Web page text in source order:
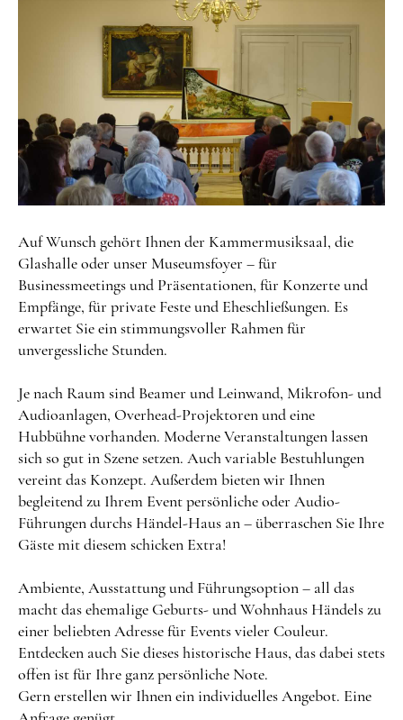
Auf Wunsch gehört Ihnen der Kammermusiksaal, die
Glashalle oder unser Museumsfoyer – für
Businessmeetings und Präsentationen, für Konzerte und
Empfänge, für private Feste und Eheschließungen. Es
erwartet Sie ein stimmungsvoller Rahmen für
unvergessliche Stunden.
Je nach Raum sind Beamer und Leinwand, Mikrofon- und
Audioanlagen, Overhead-Projektoren und eine
Hubbühne vorhanden. Moderne Veranstaltungen lassen
sich so gut in Szene setzen. Auch variable Bestuhlungen
vereint das Konzept. Außerdem bieten wir Ihnen
begleitend zu Ihrem Event persönliche oder Audio-
Führungen durchs Händel-Haus an – überraschen Sie Ihre
Gäste mit diesem schicken Extra!
Ambiente, Ausstattung und Führungsoption – all das
macht das ehemalige Geburts- und Wohnhaus Händels zu
einer beliebten Adresse für Events vieler Couleur.
Entdecken auch Sie dieses historische Haus, das dabei stets
offen ist für Ihre ganz persönliche Note.
Gern erstellen wir Ihnen ein individuelles Angebot. Eine